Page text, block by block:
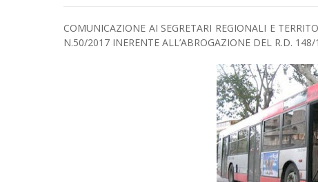
COMUNICAZIONE AI SEGRETARI REGIONALI E
N.50/2017 INERENTE ALL’ABROGAZIONE DEL R.D. 148/